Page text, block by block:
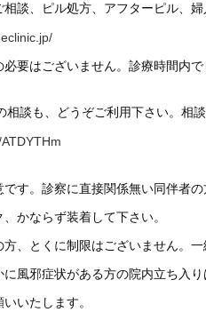
談、ピル処方、アフターピル、婦
必要はございません。診療時間内で
相談も、どうぞご利用下さい。相
す。診察に直接関係無い同伴者
かならず装着して下さい。
方、とくに制限はございません。一
風邪症状がある方の院内立ち入り
いたします。